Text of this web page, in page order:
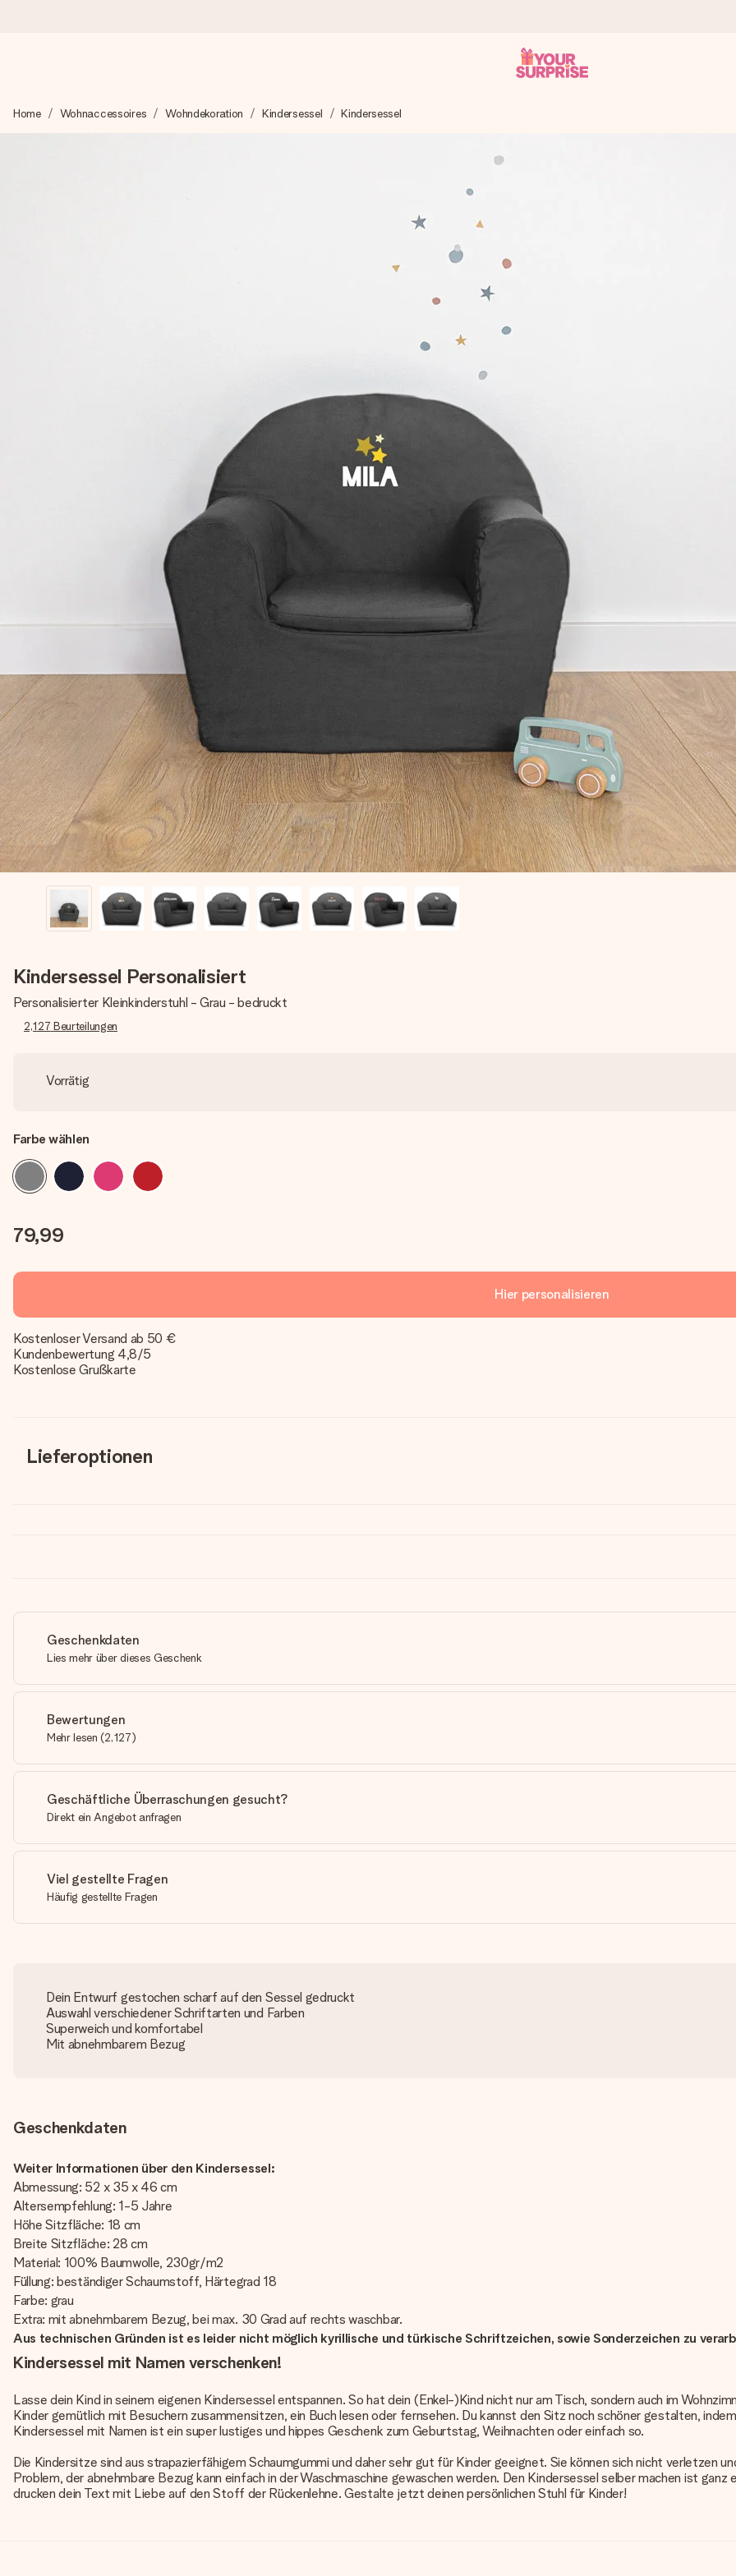
Wir bereiten dein Geschenk sorgfältig vor und schicken es blitzschnell – damit du es genau zum richtigen Zeitpunkt überreichen
Unsere Geschenke begeistern. Kunden bewerten uns mit 4,8 bei Google Reviews (Gesamtergebnis aller Länder, in die wir
Home Wohnaccessoires Wohndekoration Kindersessel Kindersessel
Kindersessel Personalisiert
Personalisierter Kleinkinderstuhl - Grau - bedruckt
2,127 Beurteilungen
Vorrätig
Farbe wählen
79,99
Hier personalisieren
Kostenloser Versand ab 50 €
Kundenbewertung 4,8/5
Kostenlose Grußkarte
Lieferoptionen
Geschenkdaten
Lies mehr über dieses Geschenk
Bewertungen
Mehr lesen (2,127)
Geschäftliche Überraschungen gesucht?
Direkt ein Angebot anfragen
Viel gestellte Fragen
Häufig gestellte Fragen
Dein Entwurf gestochen scharf auf den Sessel gedruckt
Auswahl verschiedener Schriftarten und Farben
Superweich und komfortabel
Mit abnehmbarem Bezug
Geschenkdaten
Weiter Informationen über den Kindersessel:
Abmessung: 52 x 35 x 46 cm
Altersempfehlung: 1-5 Jahre
Höhe Sitzfläche: 18 cm
Breite Sitzfläche: 28 cm
Material: 100% Baumwolle, 230gr/m2
Füllung: beständiger Schaumstoff, Härtegrad 18
Farbe: grau
Extra: mit abnehmbarem Bezug, bei max. 30 Grad auf rechts waschbar.
Aus technischen Gründen ist es leider nicht möglich kyrillische und türkische Schriftzeichen, sowie Sonderzeichen zu
Kindersessel mit Namen verschenken!
Lasse dein Kind in seinem eigenen Kindersessel entspannen. So hat dein (Enkel-)Kind nicht nur am Tisch, sondern auch im
Kinder gemütlich mit Besuchern zusammensitzen, ein Buch lesen oder fernsehen. Du kannst den Sitz noch schöner gestalten,
Kindersessel mit Namen ist ein super lustiges und hippes Geschenk zum Geburtstag, Weihnachten oder einfach so.
Die Kindersitze sind aus strapazierfähigem Schaumgummi und daher sehr gut für Kinder geeignet. Sie können sich nicht verletzen
Problem, der abnehmbare Bezug kann einfach in der Waschmaschine gewaschen werden. Den Kindersessel selber machen ist
drucken dein Text mit Liebe auf den Stoff der Rückenlehne. Gestalte jetzt deinen persönlichen Stuhl für Kinder!